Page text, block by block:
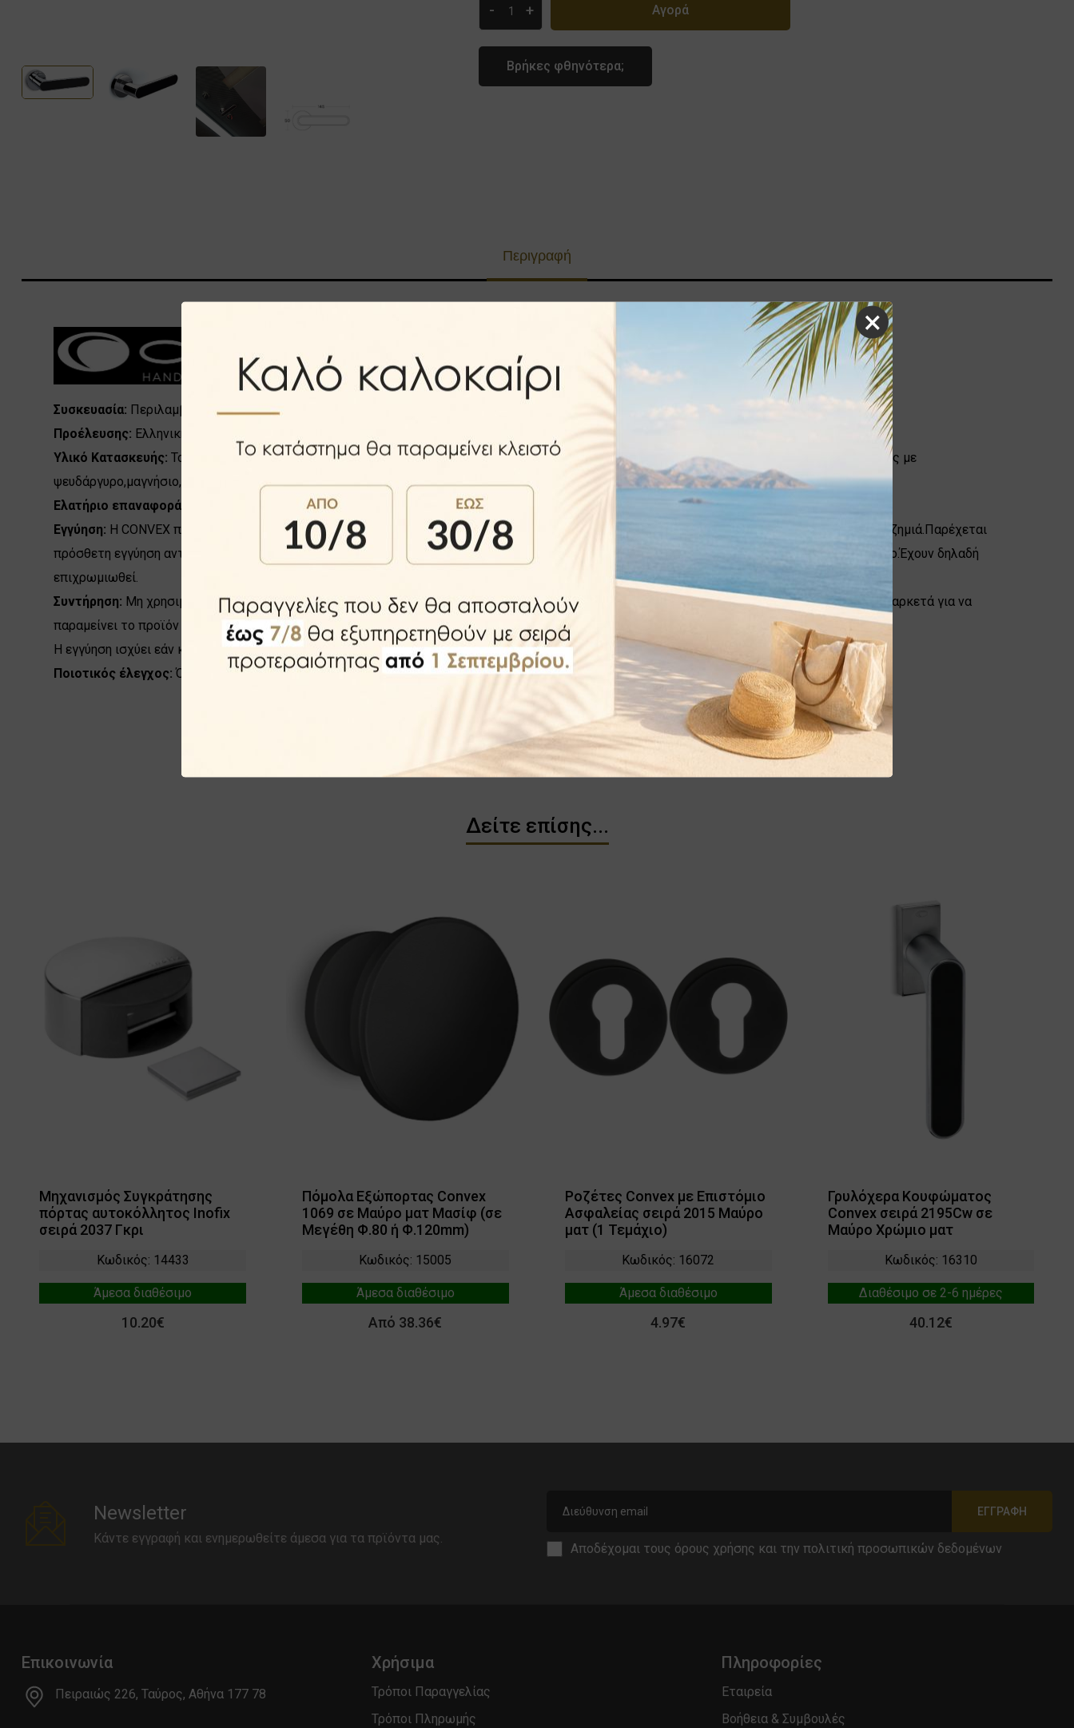
- + Αγορά
Βρήκες φθηνότερα;
Περιγραφή
Συσκευασία: Περιλαμβάνει το πόμολο μαζί με τα επιστόμια,τον πίρο σύνδεσης και τις βίδες για προσαρμογή του πόμολου στην πόρτα.
Προέλευσης: Ελληνικής κατασκευής της Convex.
Υλικό Κατασκευής: Το μέταλλο της κατασκευής του είναι άριστης ποιότητος ζάμακ(κράμα μετάλλου που χρησιμοποιείται σε βαριές κατασκευές με
ψευδάργυρο,μαγνήσιο,αλουμίνιο και χαλκό)ενισχυμένο με 2 βερνίκια αντισκουριακής προστασίας για να μην σκουριάζει.
Ελατήριο επαναφοράς:
Όλα τα στοιχεία του ελατηρίου επαναφοράς είναι μεταλλικά και είναι αθόρυβο.
Εγγύηση: Η CONVEX παρέχει εγγύηση για τον μηχανισμό των πόμολων θυρών ότι αντέχει σε 200.000 φορές άνοιγμα κλείσιμο χωρίς να υποστεί ζημιά.Παρέχεται
πρόσθετη εγγύηση αντοχής της επιφανείας από την οξείδωση 10 ετών σε όλα τα προϊόντα ή τμήματα αυτών όπου το υλικό επίθεμα είναι χρώμιο.Έχουν δηλαδή
επιχρωμιωθεί.
Συντήρηση: Μη χρησιμοποιείται απορρυπαντικά,καυστικά ή χλωριούχα υγρά για τον καθαρισμό των προϊόντων.Στεγνό πανί ή σκέτο νερό, είναι αρκετά για να
παραμείνει το προϊόν σε άριστη κατάσταση.
Η εγγύηση ισχύει εάν και εφόσον έχουν ακολουθηθεί πιστά οι οδηγίες συντήρησης.
Ποιοτικός έλεγχος:Όλα τα προϊόντα ελέγχονται ως προς την ποιότητα και λειτουργία τους πριν την αποστολή τους.
Δείτε επίσης...
Μηχανισμός Συγκράτησης
πόρτας αυτοκόλλητος Inofix
σειρά 2037 Γκρι
Κωδικός: 14433
Άμεσα διαθέσιμο
10.20€
Πόμολα Εξώπορτας Convex
1069 σε Μαύρο ματ Μασίφ (σε
Μεγέθη Φ.80 ή Φ.120mm)
Κωδικός: 15005
Άμεσα διαθέσιμο
Από 38.36€
Ροζέτες Convex με Επιστόμιο
Ασφαλείας σειρά 2015 Μαύρο
ματ (1 Τεμάχιο)
Κωδικός: 16072
Άμεσα διαθέσιμο
4.97€
Γρυλόχερα Κουφώματος
Convex σειρά 2195Cw σε
Μαύρο Χρώμιο ματ
Κωδικός: 16310
Διαθέσιμο σε 2-6 ημέρες
40.12€
Newsletter
Κάντε εγγραφή και ενημερωθείτε άμεσα για τα πρϊόντα μας.
ΕΓΓΡΑΦΉ
Αποδέχομαι τους όρους χρήσης και την πολιτική προσωπικών δεδομένων
Επικοινωνία
Πειραιώς 226, Ταύρος, Αθήνα 177 78
Χρήσιμα
Τρόποι Παραγγελίας
Τρόποι Πληρωμής
Πληροφορίες
Εταιρεία
Βοήθεια & Συμβουλές
×